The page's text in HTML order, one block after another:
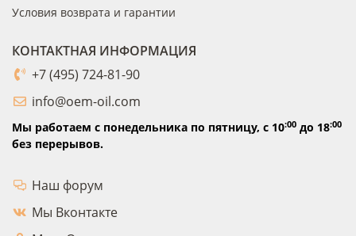
Условия возврата и гарантии
КОНТАКТНАЯ ИНФОРМАЦИЯ
+7 (495) 724-81-90
info@oem-oil.com
Мы работаем с понедельника по пятницу, с 10:00 до 18:00
без перерывов.
Наш форум
Мы Вконтакте